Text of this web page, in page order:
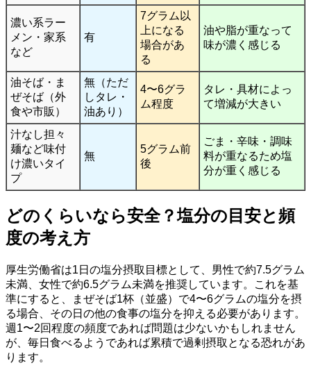
濃い系ラー
メン・家系
など
有
7グラム以
上になる
場合があ
る
油や脂が重なって
味が濃く感じる
油そば・ま
ぜそば（外
食や市販）
無（ただ
しタレ・
油あり）
4〜6グラ
ム程度
タレ・具材によっ
て増減が大きい
汁なし担々
麺など味付
け濃いタイ
プ
無
5グラム前
後
ごま・辛味・調味
料が重なるため塩
分が重く感じる
どのくらいなら安全？塩分の目安と頻
度の考え方
厚生労働省は1日の塩分摂取目標として、男性で約7.5グラム
未満、女性で約6.5グラム未満を推奨しています。これを基
準にすると、まぜそば1杯（並盛）で4〜6グラムの塩分を摂
る場合、その日の他の食事の塩分を抑える必要があります。
週1〜2回程度の頻度であれば問題は少ないかもしれません
が、毎日食べるようであれば累積で過剰摂取となる恐れがあ
ります。